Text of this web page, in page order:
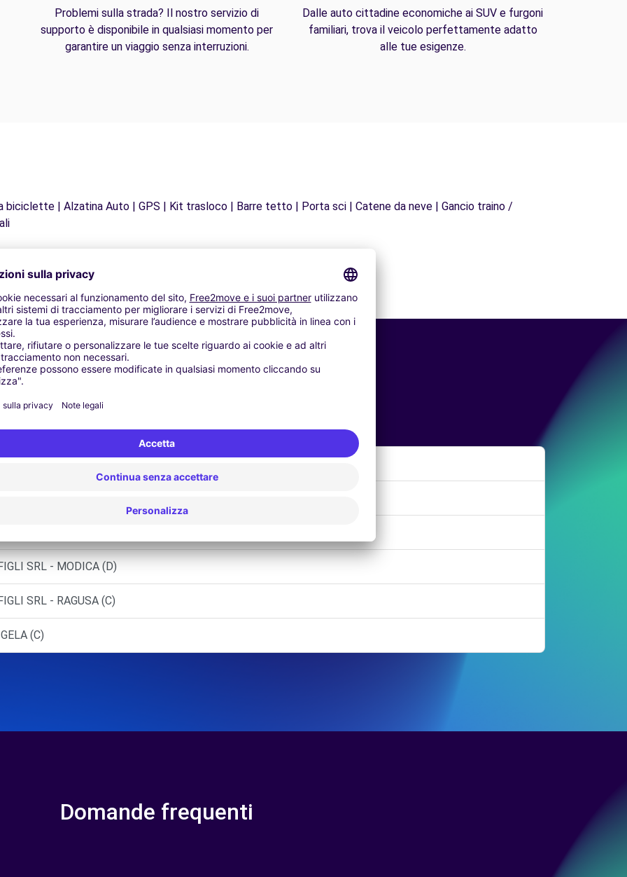
Problemi sulla strada? Il nostro servizio di
supporto è disponibile in qualsiasi momento per
garantire un viaggio senza interruzioni.
Dalle auto cittadine economiche ai SUV e furgoni
familiari, trova il veicolo perfettamente adatto
alle tue esigenze.
| Alzatina Auto | GPS | Kit trasloco | Barre tetto | Porta sci | Catene da neve | Gancio traino /
Agenzie simili
SRL - MODICA (D)
SRL - RAGUSA (C)
(C)
Domande frequenti